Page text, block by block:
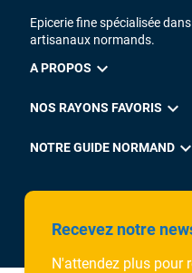
Epicerie fine spécialisée
artisanaux normands.
A PROPOS expand_more
NOS RAYONS FAVORIS expand_more
NOTRE GUIDE NORMAND expand_more
Recevez notre
N'attendez plus pour